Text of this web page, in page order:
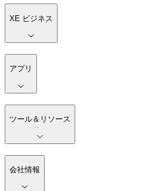
XE ビジネス
アプリ
ツール＆リソース
会社情報